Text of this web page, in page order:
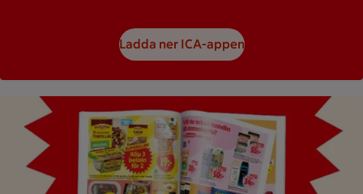
Ladda ner ICA-appen
Bild på ett reklamblad